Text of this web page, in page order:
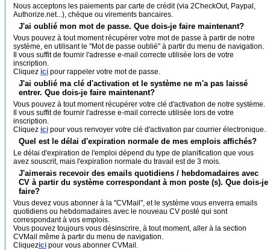
Nous acceptons les paiements par carte de crédit (via 2CheckOut, Paypal,
Authorize.net...), chèque ou virements bancaires.
J'ai oublié mon mot de passe. Que dois-je faire maintenant?
Vous pouvez à tout moment récupérer votre mot de passe à partir de notre
système, en utilisant le "Mot de passe oublié" à partir du menu de navigation.
Il vous suffit de fournir l'adresse e-mail correcte utilisée lors de votre
inscription.
Cliquez ici pour rappeler votre mot de passe.
J'ai oublié ma clé d'activation et le système ne m'a pas laissé
entrer. Que dois-je faire maintenant?
Vous pouvez à tout moment récupérer votre clé d'activation de notre système.
Il vous suffit de fournir l'adresse e-mail correcte utilisée lors de votre
inscription.
Cliquez ici pour vous renvoyer votre clé d'activation par courrier électronique.
Quel est le délai d'expiration normale de mes emplois affichés?
Le délai d'expiration de l'emploi dépend du type de planification que vous
avez souscrit, mais l'expiration normale du travail est de 3 mois.
J'aimerais recevoir des emails quotidiens / hebdomadaires avec
CV à partir du système correspondant à mon poste (s). Que dois-je
faire?
Vous devez vous abonner à la "CVMail", et le système vous enverra emails
quotidiens ou hebdomadaires avec le nouveau CV posté qui sont
correspondant à vos emplois.
Vous pouvez toujours vous désinscrire, à tout moment, aller à la section
CVMail même à partir du menu de navigation.
Cliquezici pour vous abonner CVMail.